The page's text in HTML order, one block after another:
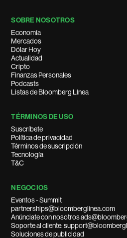
SOBRE NOSOTROS
Economía
Mercados
Dólar Hoy
Actualidad
Cripto
Finanzas Personales
Podcasts
Listas de Bloomberg Línea
TÉRMINOS DE USO
Suscríbete
Política de privacidad
Términos de suscripción
Tecnología
T&C
NEGOCIOS
Eventos - Summit
partnerships@bloomberglinea.com
Anúnciate con nosotros
Soporte al cliente:
Soluciones de publicidad